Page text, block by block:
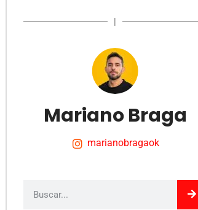
|
Mariano Braga
marianobragaok